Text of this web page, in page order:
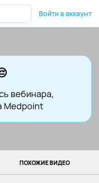
Войти в аккаунт
вебинара,
Medpoint
ПОХОЖИЕ ВИДЕО